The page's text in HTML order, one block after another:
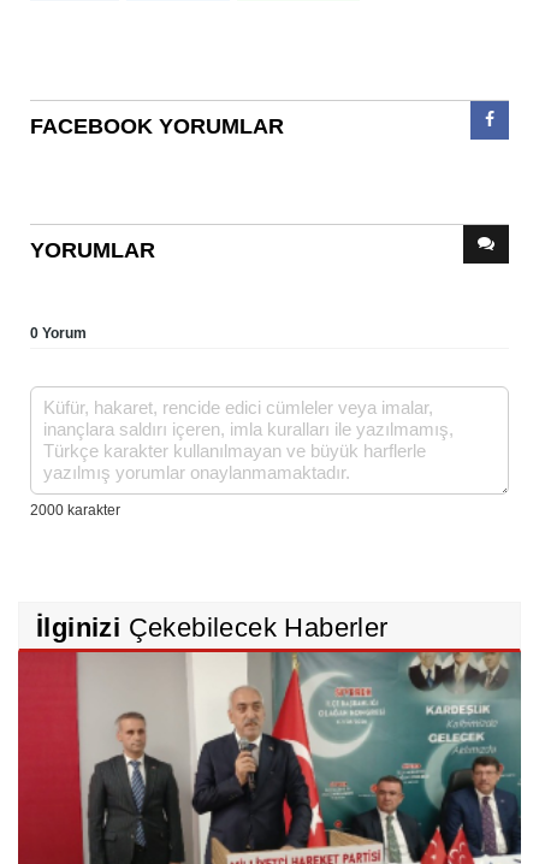
FACEBOOK YORUMLAR
YORUMLAR
0 Yorum
İlginizi Çekebilecek Haberler